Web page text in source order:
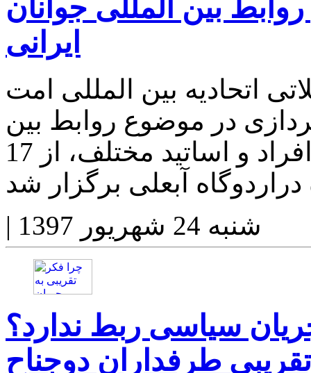
بین المللی جوانان
ایرانی
اتحادیه بین المللی امت
در موضوع روابط بین
المللی جوانان ایرانی" با حضور افراد و اساتید مختلف، از 17
| شنبه 24 شهریور 1397
سیاسی ربط ندارد؟
طرفداران دوجناح